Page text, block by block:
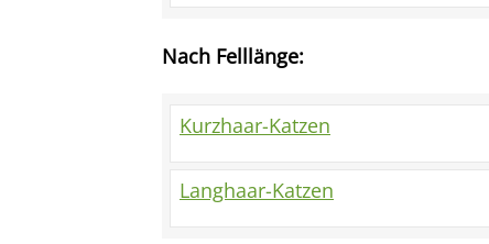
Nach Felllänge:
Kurzhaar-Katzen
Langhaar-Katzen